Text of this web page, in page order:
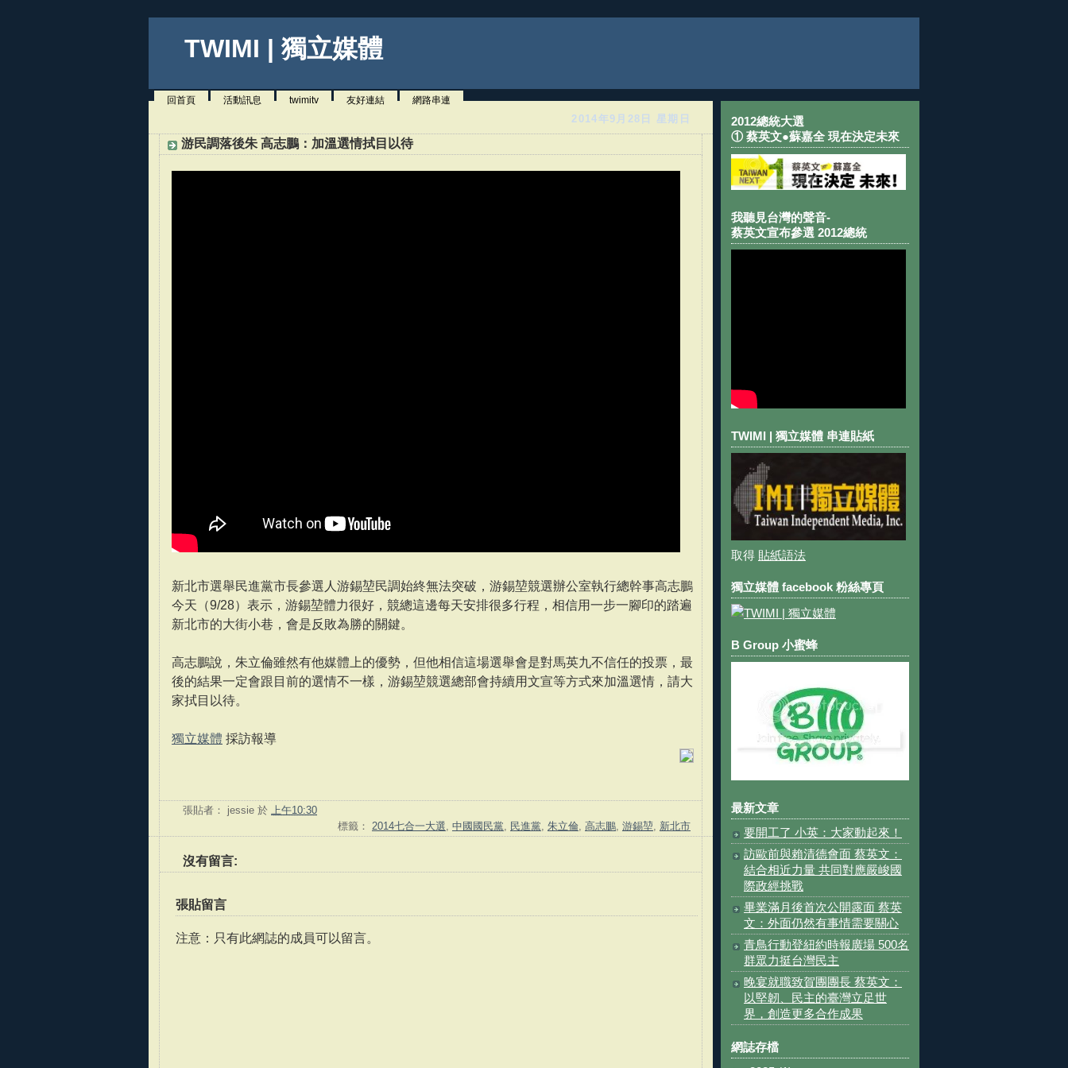
TWIMI | 獨立媒體
回首頁 活動訊息 twimitv 友好連結 網路串連
2014年9月28日 星期日
游民調落後朱 高志鵬：加溫選情拭目以待
新北市選舉民進黨市長參選人游錫堃民調始終無法突破，游錫堃競選辦公室執行總幹事高志鵬
今天（9/28）表示，游錫堃體力很好，競總這邊每天安排很多行程，相信用一步一腳印的踏遍
新北市的大街小巷，會是反敗為勝的關鍵。
高志鵬說，朱立倫雖然有他媒體上的優勢，但他相信這場選舉會是對馬英九不信任的投票，最
後的結果一定會跟目前的選情不一樣，游錫堃競選總部會持續用文宣等方式來加溫選情，請大
家拭目以待。
獨立媒體 採訪報導
張貼者： jessie 於
上午10:30
標籤： 2014七合一大選 中國國民黨 民進黨 朱立倫 高志鵬 游錫堃 新北市
沒有留言:
張貼留言
注意：只有此網誌的成員可以留言。
2012總統大選
① 蔡英文●蘇嘉全 現在決定未來
我聽見台灣的聲音-
蔡英文宣布參選 2012總統
TWIMI | 獨立媒體 串連貼紙
取得 貼紙語法
獨立媒體 facebook 粉絲專頁
B Group 小蜜蜂
最新文章
要開工了 小英：大家動起來！
訪歐前與賴清德會面 蔡英文：
結合相近力量 共同對應嚴峻國
際政經挑戰
畢業滿月後首次公開露面 蔡英
文：外面仍然有事情需要關心
青鳥行動登紐約時報廣場 500名
群眾力挺台灣民主
晚宴就職致賀團團長 蔡英文：
以堅韌、民主的臺灣立足世
界，創造更多合作成果
網誌存檔